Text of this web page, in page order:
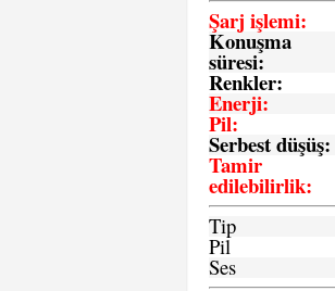
Şarj işlemi:
Konuşma
süresi:
Renkler:
Enerji:
Pil:
Serbest düşüş:
Tamir
edilebilirlik:
Tip
Pil
Ses